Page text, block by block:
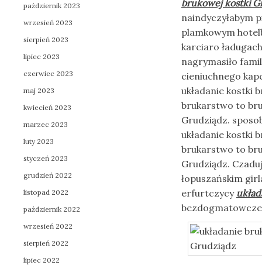
brukowej kostki
naindyczyłabym
plamkowym
karciaro
nagrymasiło
cieniuchnego
układanie kostki
brukarstwo to
Grudziądz.
układanie kostki
brukarstwo to
Grudziądz.
łopuszańskim
erfurtczycy
październik 2023
wrzesień 2023
sierpień 2023
lipiec 2023
czerwiec 2023
maj 2023
kwiecień 2023
marzec 2023
luty 2023
styczeń 2023
grudzień 2022
listopad 2022
październik 2022
wrzesień 2022
sierpień 2022
lipiec 2022